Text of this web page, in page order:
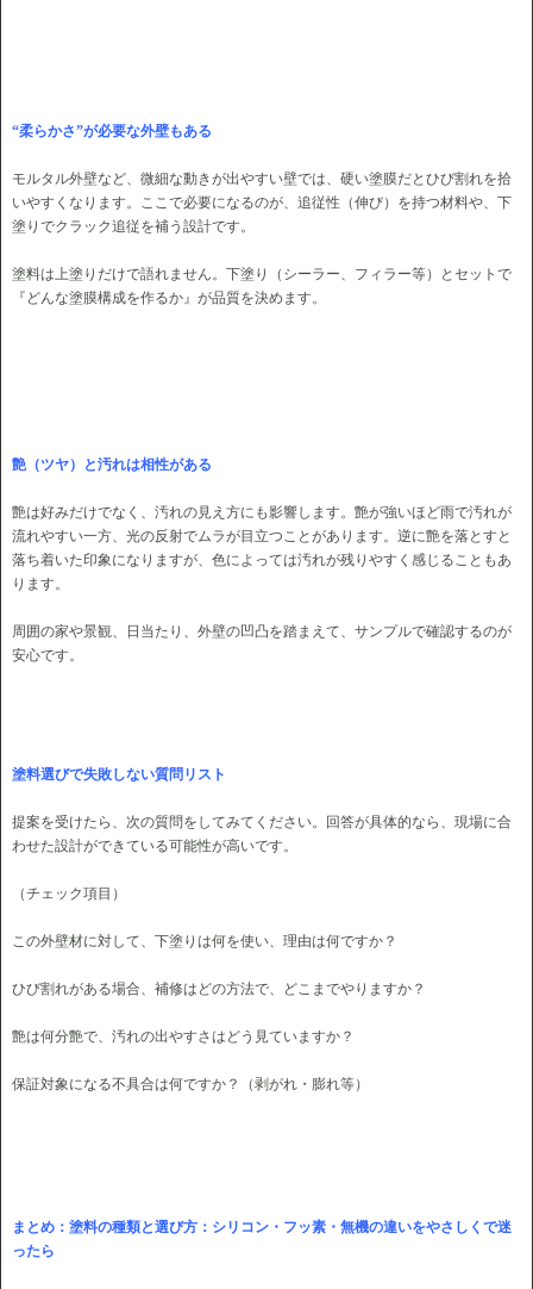
“柔らかさ”が必要な外壁もある
モルタル外壁など、微細な動きが出やすい壁では、硬い塗膜だとひび割れを拾
いやすくなります。ここで必要になるのが、追従性（伸び）を持つ材料や、下
塗りでクラック追従を補う設計です。
塗料は上塗りだけで語れません。下塗り（シーラー、フィラー等）とセットで
『どんな塗膜構成を作るか』が品質を決めます。
艶（ツヤ）と汚れは相性がある
艶は好みだけでなく、汚れの見え方にも影響します。艶が強いほど雨で汚れが
流れやすい一方、光の反射でムラが目立つことがあります。逆に艶を落とすと
落ち着いた印象になりますが、色によっては汚れが残りやすく感じることもあ
ります。
周囲の家や景観、日当たり、外壁の凹凸を踏まえて、サンプルで確認するのが
安心です。
塗料選びで失敗しない質問リスト
提案を受けたら、次の質問をしてみてください。回答が具体的なら、現場に合
わせた設計ができている可能性が高いです。
（チェック項目）
この外壁材に対して、下塗りは何を使い、理由は何ですか？
ひび割れがある場合、補修はどの方法で、どこまでやりますか？
艶は何分艶で、汚れの出やすさはどう見ていますか？
保証対象になる不具合は何ですか？（剥がれ・膨れ等）
まとめ：塗料の種類と選び方：シリコン・フッ素・無機の違いをやさしくで迷
ったら